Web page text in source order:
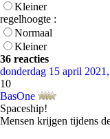
Kleiner
regelhoogte :
Normaal
Kleiner
36 reacties
donderdag 15 april
10
BasOne
Spaceship!
Mensen krijgen tijdens